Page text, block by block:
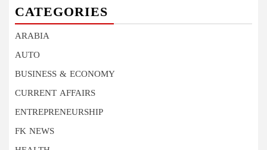
CATEGORIES
ARABIA
AUTO
BUSINESS & ECONOMY
CURRENT AFFAIRS
ENTREPRENEURSHIP
FK NEWS